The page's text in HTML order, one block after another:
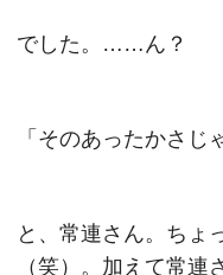
でした。……ん？
「そのあったかさじ
と、常連さん。ちょ
（笑）。加えて常